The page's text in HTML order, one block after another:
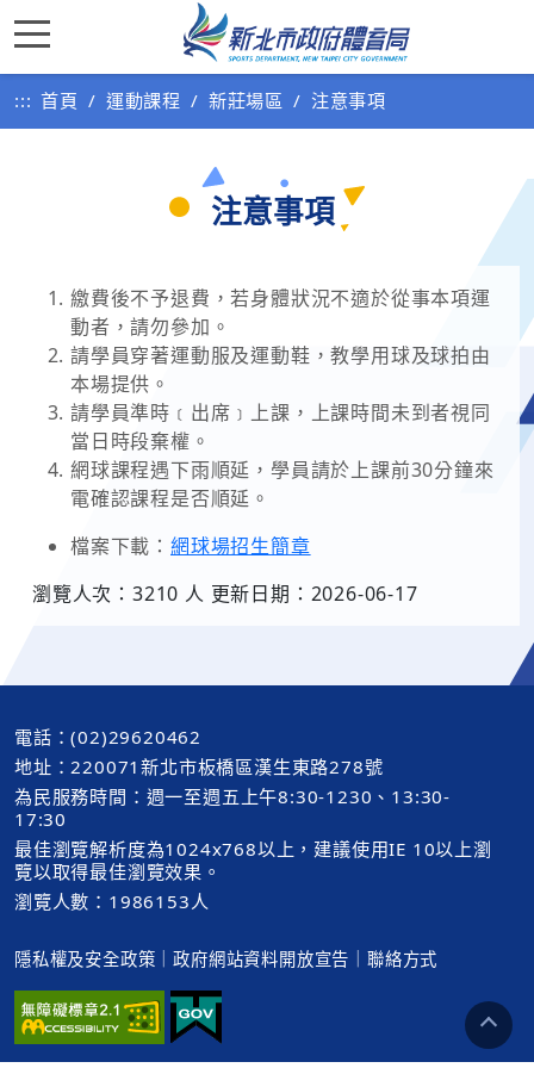
::: 首頁 運動課程 新莊場區 注意事項
注意事項
繳費後不予退費，若身體狀況不適於從事本項運
動者，請勿參加。
請學員穿著運動服及運動鞋，教學用球及球拍由
本場提供。
請學員準時﹝出席﹞上課，上課時間未到者視同
當日時段棄權。
網球課程遇下雨順延，學員請於上課前30分鐘來
電確認課程是否順延。
檔案下載： 網球場招生簡章
瀏覽人次：3210 人 更新日期：2026-06-17
電話：(02)29620462
地址：220071新北市板橋區漢生東路278號
為民服務時間：週一至週五上午8:30-1230、13:30-
17:30
最佳瀏覽解析度為1024x768以上，建議使用IE 10以上瀏
覽以取得最佳瀏覽效果。
瀏覽人數：1986153人
隱私權及安全政策 ｜政府網站資料開放宣告 ｜聯絡方式